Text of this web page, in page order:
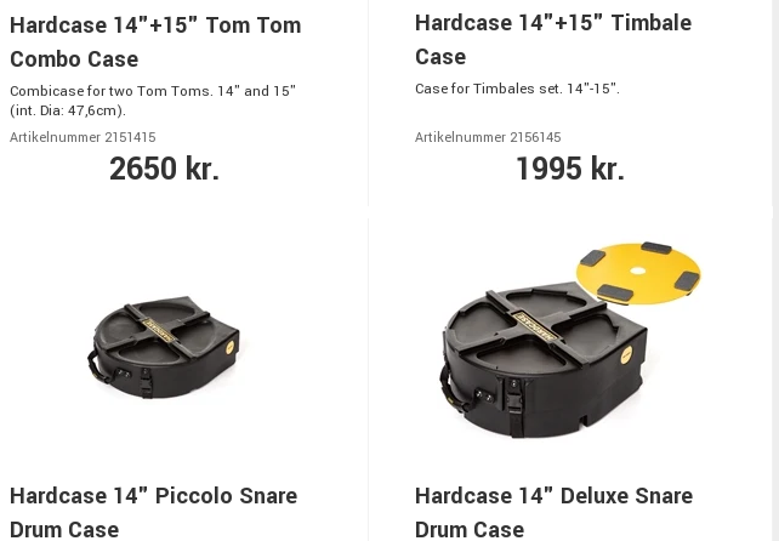
Hardcase 14"+15" Tom Tom
Combo Case
Combicase for two Tom Toms. 14" and 15"
(int. Dia: 47,6cm).
Artikelnummer 2151415
2650 kr.
Hardcase 14"+15" Timbale
Case
Case for Timbales set. 14"-15".
Artikelnummer 2156145
1995 kr.
Hardcase 14" Piccolo Snare
Drum Case
Hardcase 14" Deluxe Snare
Drum Case